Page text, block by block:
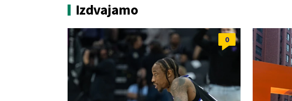
Izdvajamo
0